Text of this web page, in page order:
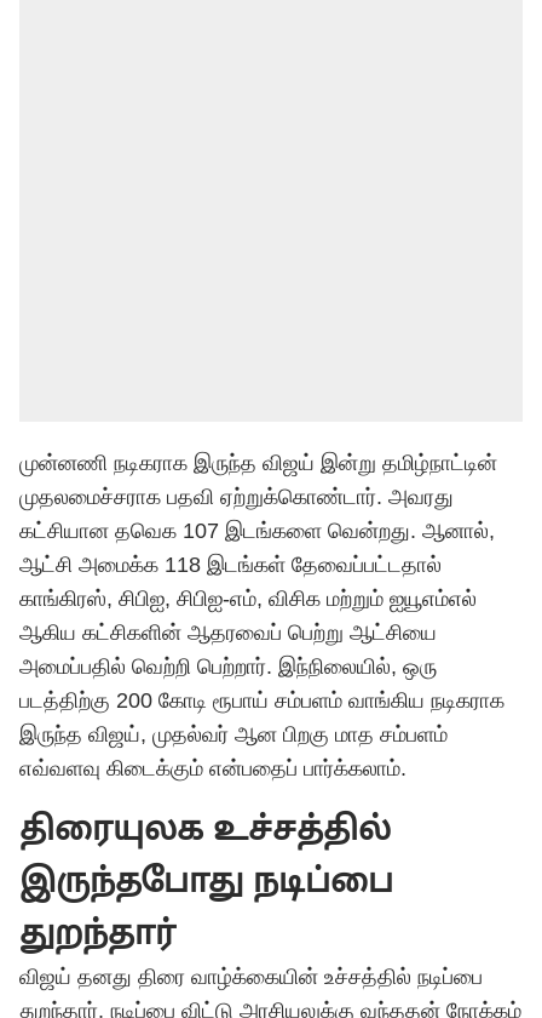
முன்னணி நடிகராக இருந்த விஜய் இன்று தமிழ்நாட்டின்
முதலமைச்சராக பதவி ஏற்றுக்கொண்டார். அவரது
கட்சியான தவெக 107 இடங்களை வென்றது. ஆனால்,
ஆட்சி அமைக்க 118 இடங்கள் தேவைப்பட்டதால்
காங்கிரஸ், சிபிஐ, சிபிஐ-எம், விசிக மற்றும் ஐயூஎம்எல்
ஆகிய கட்சிகளின் ஆதரவைப் பெற்று ஆட்சியை
அமைப்பதில் வெற்றி பெற்றார். இந்நிலையில், ஒரு
படத்திற்கு 200 கோடி ரூபாய் சம்பளம் வாங்கிய நடிகராக
இருந்த விஜய், முதல்வர் ஆன பிறகு மாத சம்பளம்
எவ்வளவு கிடைக்கும் என்பதைப் பார்க்கலாம்.
திரையுலக உச்சத்தில்
இருந்தபோது நடிப்பை
துறந்தார்
விஜய் தனது திரை வாழ்க்கையின் உச்சத்தில் நடிப்பை
துறந்தார். நடிப்பை விட்டு அரசியலுக்கு வந்ததன் நோக்கம்